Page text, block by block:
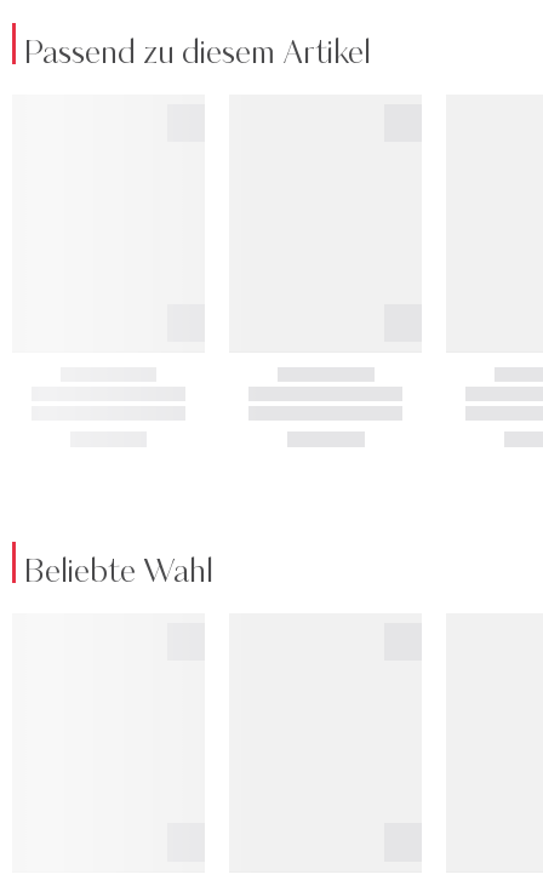
Passend zu diesem Artikel
Beliebte Wahl